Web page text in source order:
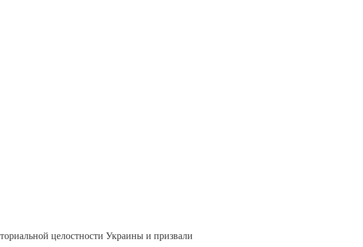
целостности Украины и призвали